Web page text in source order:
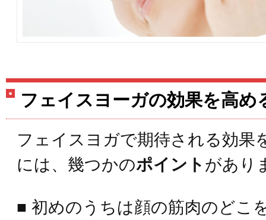
フェイスヨーガの効果を高め
フェイスヨガで期待される効果
には、幾つかのポイント があり
■ 初めのうちは顔の筋肉のどこ